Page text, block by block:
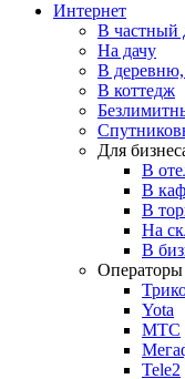
Интернет
В частный
На дачу
В деревню,
В коттедж
Для
В
В
В
На
В
Операторы
Yota
МТС
Tele2